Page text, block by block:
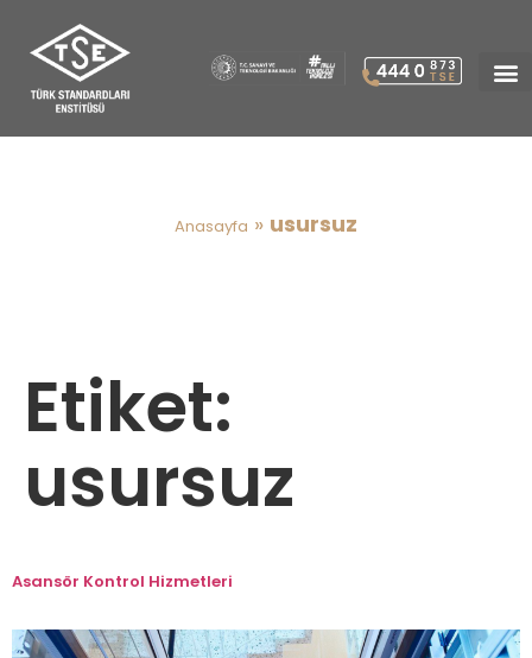
Anasayfa » usursuz
Etiket:
usursuz
Asansör Kontrol Hizmetleri